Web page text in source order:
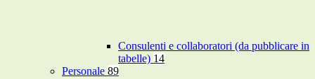
Consulenti e collaboratori (da pubblicare in
tabelle) 14
Personale 89